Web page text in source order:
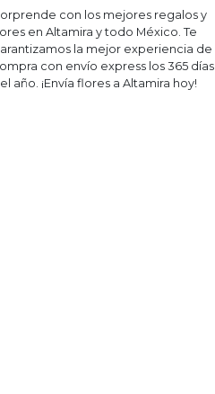
con los mejores regalos y
en Altamira y todo México. Te
la mejor experiencia de
con envío express los 365 días
año. ¡Envía flores a Altamira hoy!